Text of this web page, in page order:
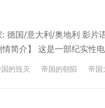
介】 这是一部纪实性电
的毁灭 帝国的朝阳 帝国